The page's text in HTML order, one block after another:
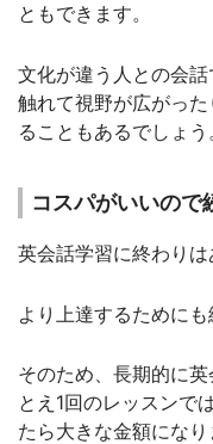
ともできます。
文化が違う人との会
触れて視野が広がっ
ることもあるでしょう
コスパがいいので
英会話学習に終わりは
より上達するためにも
そのため、長期的に
とえ1回のレッスンで
たら大きな金額になり